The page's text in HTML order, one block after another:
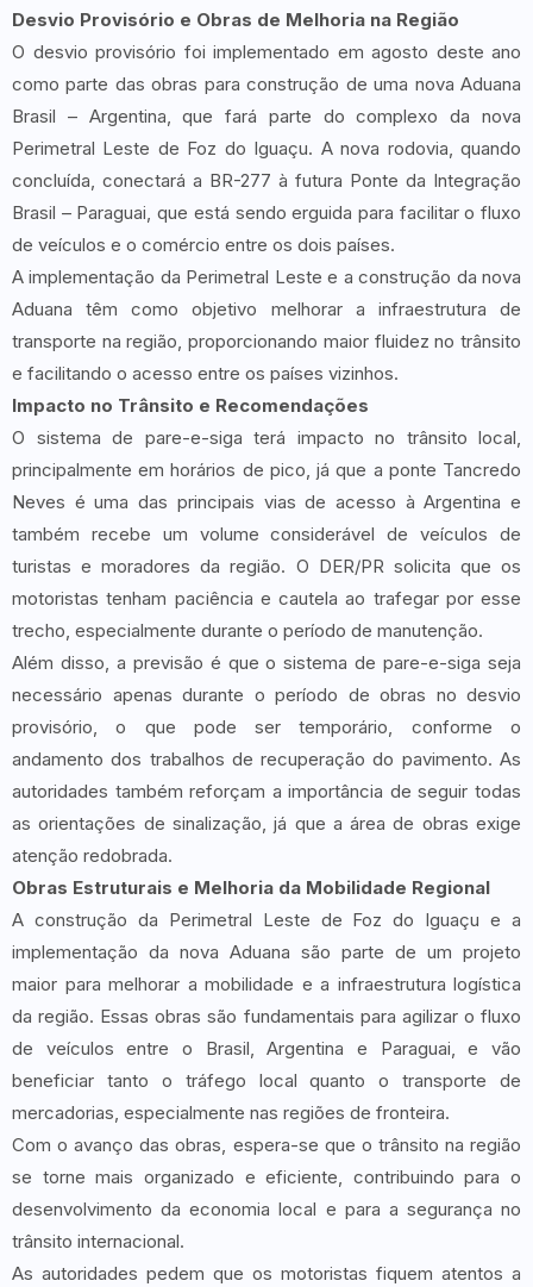
Desvio Provisório e Obras de Melhoria na Região
O desvio provisório foi implementado em agosto deste ano
como parte das obras para construção de uma nova Aduana
Brasil – Argentina, que fará parte do complexo da nova
Perimetral Leste de Foz do Iguaçu. A nova rodovia, quando
concluída, conectará a BR-277 à futura Ponte da Integração
Brasil – Paraguai, que está sendo erguida para facilitar o fluxo
de veículos e o comércio entre os dois países.
A implementação da Perimetral Leste e a construção da nova
Aduana têm como objetivo melhorar a infraestrutura de
transporte na região, proporcionando maior fluidez no trânsito
e facilitando o acesso entre os países vizinhos.
Impacto no Trânsito e Recomendações
O sistema de pare-e-siga terá impacto no trânsito local,
principalmente em horários de pico, já que a ponte Tancredo
Neves é uma das principais vias de acesso à Argentina e
também recebe um volume considerável de veículos de
turistas e moradores da região. O DER/PR solicita que os
motoristas tenham paciência e cautela ao trafegar por esse
trecho, especialmente durante o período de manutenção.
Além disso, a previsão é que o sistema de pare-e-siga seja
necessário apenas durante o período de obras no desvio
provisório, o que pode ser temporário, conforme o
andamento dos trabalhos de recuperação do pavimento. As
autoridades também reforçam a importância de seguir todas
as orientações de sinalização, já que a área de obras exige
atenção redobrada.
Obras Estruturais e Melhoria da Mobilidade Regional
A construção da Perimetral Leste de Foz do Iguaçu e a
implementação da nova Aduana são parte de um projeto
maior para melhorar a mobilidade e a infraestrutura logística
da região. Essas obras são fundamentais para agilizar o fluxo
de veículos entre o Brasil, Argentina e Paraguai, e vão
beneficiar tanto o tráfego local quanto o transporte de
mercadorias, especialmente nas regiões de fronteira.
Com o avanço das obras, espera-se que o trânsito na região
se torne mais organizado e eficiente, contribuindo para o
desenvolvimento da economia local e para a segurança no
trânsito internacional.
As autoridades pedem que os motoristas fiquem atentos a